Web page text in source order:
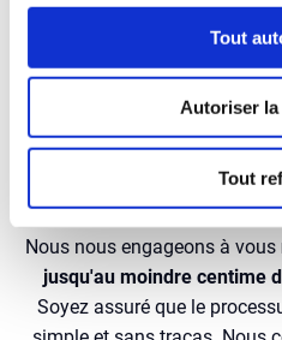
Tout
Autoriser
Tout
Nous sommes persuadés
Smoothie Challenge, mais si
vous n'êtes
emma@happy-
Nous nous engageons à vous
jusqu'au moindre centime
Soyez assuré que le